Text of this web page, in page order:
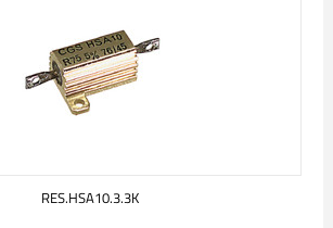
RES.HSA10.3.3K